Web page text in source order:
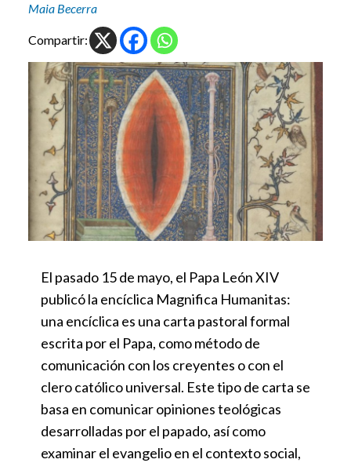
Maia Becerra
Compartir:
El pasado 15 de mayo, el Papa León XIV
publicó la encíclica Magnifica Humanitas:
una encíclica es una carta pastoral formal
escrita por el Papa, como método de
comunicación con los creyentes o con el
clero católico universal. Este tipo de carta se
basa en comunicar opiniones teológicas
desarrolladas por el papado, así como
examinar el evangelio en el contexto social,